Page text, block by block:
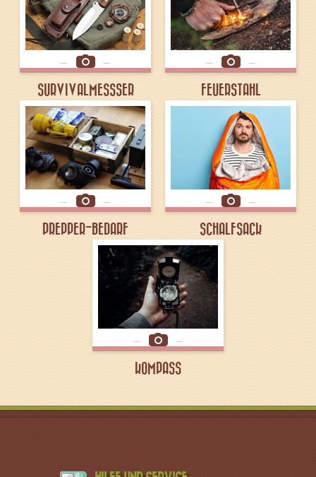
SURVIVALMESSSER FEUERSTAHL
PREPPER-BEDARF SCHALFSACK
KOMPASS